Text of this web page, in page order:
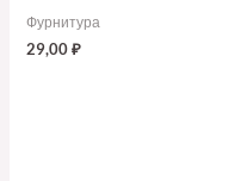
Фурнитура
29,00₽